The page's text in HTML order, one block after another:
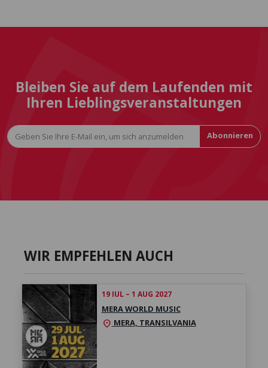
Bleiben Sie auf dem Laufenden mit
Ihren Lieblingsveranstaltungen
Abonnieren
WIR EMPFEHLEN AUCH
19 IUL – 1 AUG 2027
MERA WORLD MUSIC
location_on MERA, TRANSILVANIA